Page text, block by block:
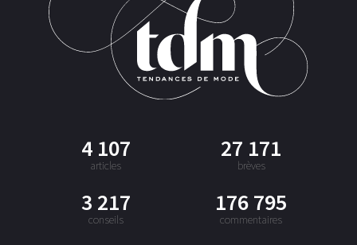
4 107
articles
27 171
brèves
3 217
conseils
176 795
commentaires